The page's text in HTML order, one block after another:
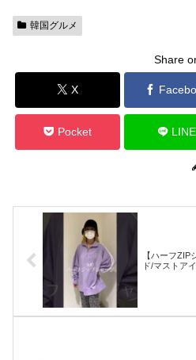
韓国グルメ
Share
X
Pocket LINE
【ハーフ
ド/マストア